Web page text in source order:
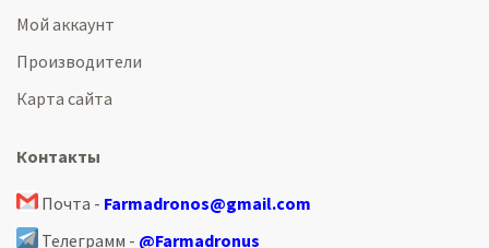
Мой аккаунт
Производители
Карта сайта
Контакты
Почта - Farmadronos@gmail.com
Телеграмм - @Farmadronus